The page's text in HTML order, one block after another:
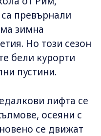
превърнали
зимна
Но този сезон
бели курорти
пустини.
лифта се
осеяни с
се движат